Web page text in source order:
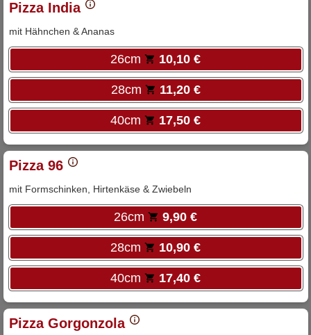
Pizza India
mit Hähnchen & Ananas
26cm 10,10 €
28cm 11,20 €
40cm 17,50 €
Pizza 96
mit Formschinken, Hirtenkäse & Zwiebeln
26cm 9,90 €
28cm 10,90 €
40cm 17,40 €
Pizza Gorgonzola